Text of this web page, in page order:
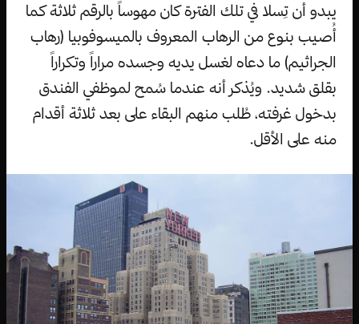
يبدو أن تِسلا في تلك الفترة كان مهوساً بالرقم ثلاثة كما
أُصيب بنوع من الرهاب المعروف بالميسوفوبيا (رهاب
الجراثيم) ما دعاه لغسل يديه وجسده مراراً وتكراراً
بقلق شديد. ويُذكر أنه عندما سُمح لموظفي الفندق
بدخول غرفته، طُلب منهم البقاء على بعد ثلاثة أقدام
منه على الأقل.